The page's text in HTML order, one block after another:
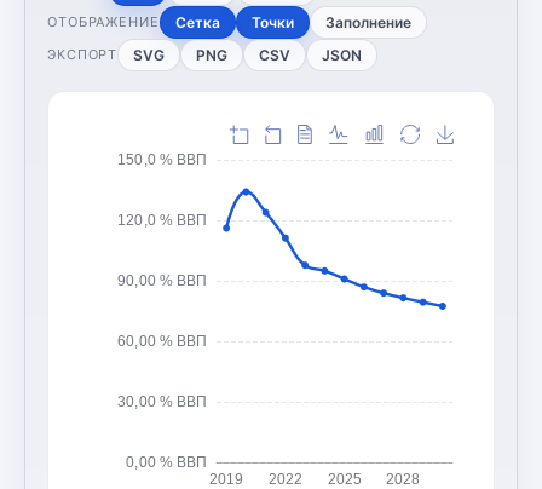
ОТОБРАЖЕНИЕ Сетка Точки Заполнение
ЭКСПОРТ SVG PNG CSV JSON
0,00 % ВВП
30,00 % ВВП
60,00 % ВВП
90,00 % ВВП
120,0 % ВВП
150,0 % ВВП
2019 2022 2025 2028